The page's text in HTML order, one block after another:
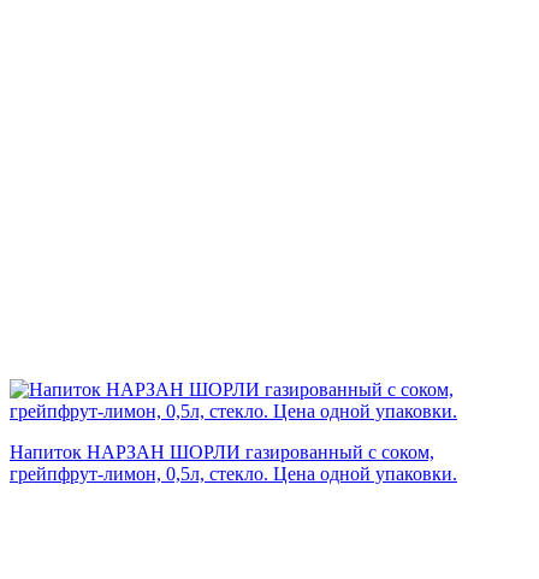
Напиток НАРЗАН ШОРЛИ газированный с соком,
грейпфрут-лимон, 0,5л, стекло. Цена одной упаковки.